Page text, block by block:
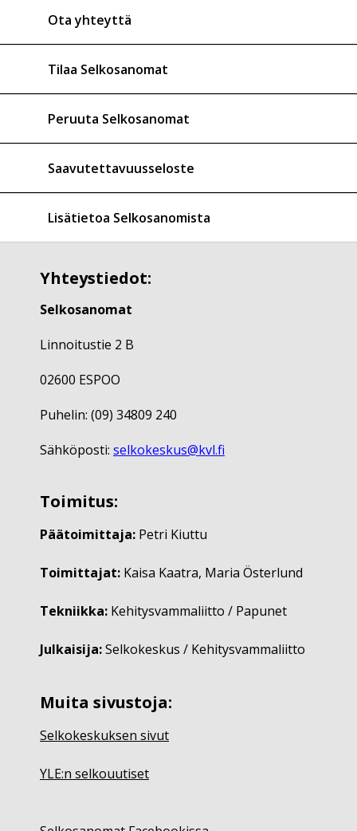
Ota yhteyttä
Tilaa Selkosanomat
Peruuta Selkosanomat
Saavutettavuusseloste
Lisätietoa Selkosanomista
Yhteystiedot:
Selkosanomat
Linnoitustie 2 B
02600 ESPOO
Puhelin: (09) 34809 240
Sähköposti: selkokeskus@kvl.fi
Toimitus:
Päätoimittaja: Petri Kiuttu
Toimittajat: Kaisa Kaatra, Maria Österlund
Tekniikka: Kehitysvammaliitto / Papunet
Julkaisija:Selkokeskus / Kehitysvammaliitto
Muita sivustoja:
Selkokeskuksen sivut
YLE:n selkouutiset